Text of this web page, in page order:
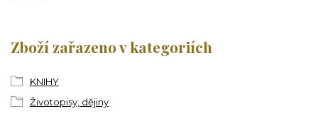
Zboží zařazeno v kategoriích
KNIHY
Životopisy, dějiny